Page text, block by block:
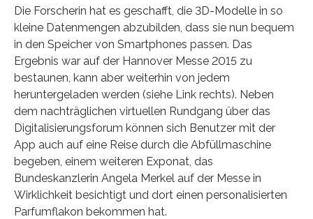
Die Forscherin hat es geschafft, die 3D-Modelle in so
kleine Datenmengen abzubilden, dass sie nun bequem
in den Speicher von Smartphones passen. Das
Ergebnis war auf der Hannover Messe 2015 zu
bestaunen, kann aber weiterhin von jedem
heruntergeladen werden (siehe Link rechts). Neben
dem nachträglichen virtuellen Rundgang über das
Digitalisierungsforum können sich Benutzer mit der
App auch auf eine Reise durch die Abfüllmaschine
begeben, einem weiteren Exponat, das
Bundeskanzlerin Angela Merkel auf der Messe in
Wirklichkeit besichtigt und dort einen personalisierten
Parfumflakon bekommen hat.